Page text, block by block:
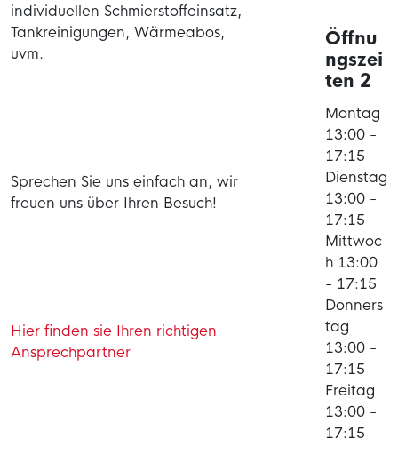
individuellen Schmierstoffeinsatz,
Tankreinigungen, Wärmeabos,
uvm.
Sprechen Sie uns einfach an, wir
freuen uns über Ihren Besuch!
Hier finden sie Ihren richtigen
Ansprechpartner
Öffnu
ngszei
ten 2
Montag
13:00 -
17:15
Dienstag
13:00 -
17:15
Mittwoc
h 13:00
- 17:15
Donners
tag
13:00 -
17:15
Freitag
13:00 -
17:15